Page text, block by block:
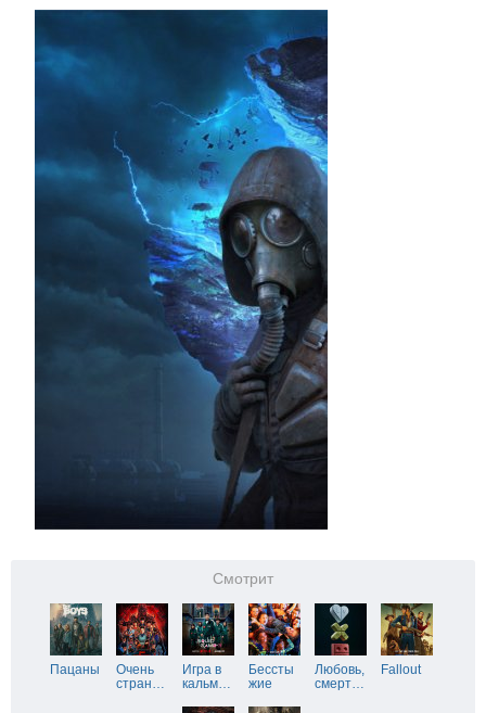
Смотрит
Пацаны
Очень
стран…
Игра в
кальм…
Бессты
жие
Любовь,
смерт…
Fallout